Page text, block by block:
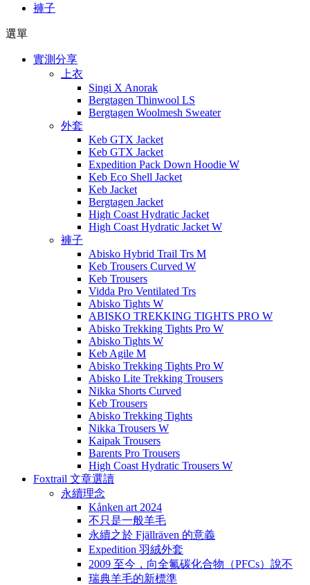
褲子
選單
實測分享
上衣
Singi X Anorak
Bergtagen Thinwool LS
Bergtagen Woolmesh Sweater
外套
Keb GTX Jacket
Keb GTX Jacket
Expedition Pack Down Hoodie W
Keb Eco Shell Jacket
Keb Jacket
Bergtagen Jacket
High Coast Hydratic Jacket
High Coast Hydratic Jacket W
褲子
Abisko Hybrid Trail Trs M
Keb Trousers Curved W
Keb Trousers
Vidda Pro Ventilated Trs
Abisko Tights W
ABISKO TREKKING TIGHTS PRO W
Abisko Trekking Tights Pro W
Abisko Tights W
Keb Agile M
Abisko Trekking Tights Pro W
Abisko Lite Trekking Trousers
Nikka Shorts Curved
Keb Trousers
Abisko Trekking Tights
Nikka Trousers W
Kaipak Trousers
Barents Pro Trousers
High Coast Hydratic Trousers W
Foxtrail 文章選讀
永續理念
Kånken art 2024
不只是一般羊毛
永續之於 Fjällräven 的意義
Expedition 羽絨外套
2009 至今，向全氟碳化合物（PFCs）說不
瑞典羊毛的新標準